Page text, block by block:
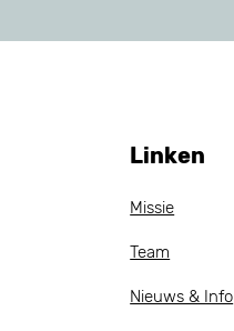
Linken
Missie
Team
Nieuws & Info